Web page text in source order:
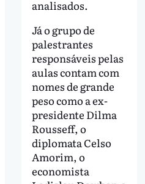
analisados.
Já o grupo de
palestrantes
responsáveis pelas
aulas contam com
nomes de grande
peso como a ex-
presidente Dilma
Rousseff, o
diplomata Celso
Amorim, o
economista